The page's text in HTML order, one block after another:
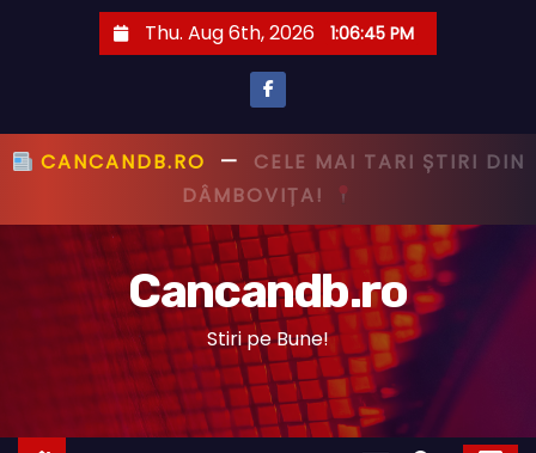
Thu. Aug 6th, 2026 1:06:46 PM
CANCANDB.RO— PRIMUL CU ȘTIREA,
PRIMUL CU ADEVĂRUL!
Cancandb.ro
Stiri pe Bune!